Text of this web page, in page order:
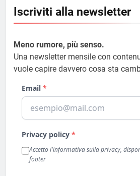
Iscriviti alla newsletter
Meno rumore, più senso.
Una newsletter mensile con
vuole capire davvero cosa sta